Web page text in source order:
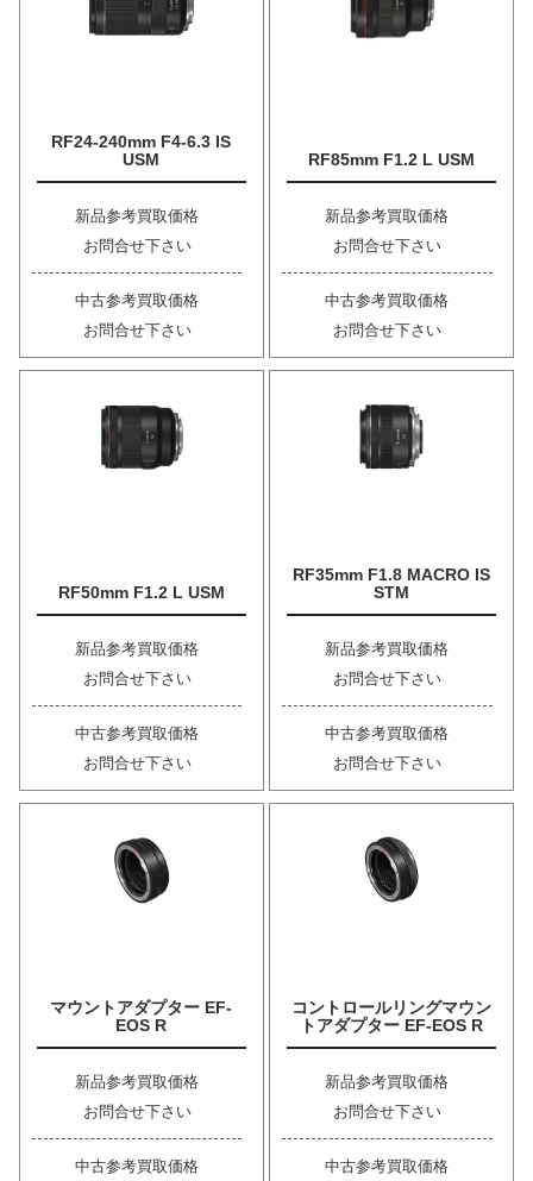
RF24-240mm F4-6.3 IS
USM
新品参考買取価格
お問合せ下さい
中古参考買取価格
お問合せ下さい
RF85mm F1.2 L USM
新品参考買取価格
お問合せ下さい
中古参考買取価格
お問合せ下さい
RF50mm F1.2 L USM
新品参考買取価格
お問合せ下さい
中古参考買取価格
お問合せ下さい
RF35mm F1.8 MACRO IS
STM
新品参考買取価格
お問合せ下さい
中古参考買取価格
お問合せ下さい
マウントアダプター EF-
EOS R
新品参考買取価格
お問合せ下さい
中古参考買取価格
コントロールリングマウン
トアダプター EF-EOS R
新品参考買取価格
お問合せ下さい
中古参考買取価格